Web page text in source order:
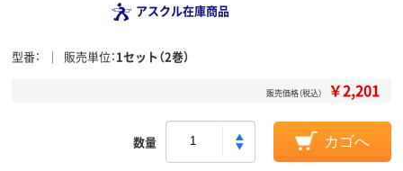
アスクル在庫商品
型番 販売単位 1セット（2巻）
販売価格（税込） ￥2,201
数量 カゴへ